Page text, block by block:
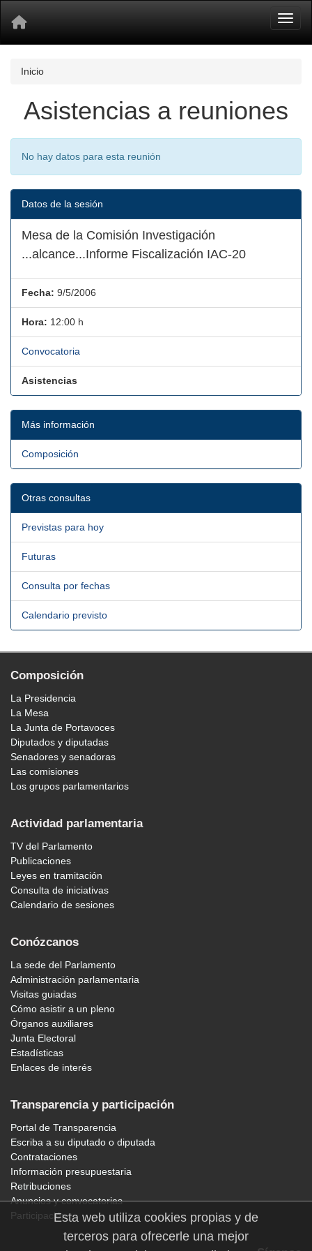
Inicio
Asistencias a reuniones
No hay datos para esta reunión
Datos de la sesión
Mesa de la Comisión Investigación
...alcance...Informe Fiscalización IAC-20
Fecha: 9/5/2006
Hora: 12:00 h
Convocatoria
Asistencias
Más información
Composición
Otras consultas
Previstas para hoy
Futuras
Consulta por fechas
Calendario previsto
Composición
La Presidencia
La Mesa
La Junta de Portavoces
Diputados y diputadas
Senadores y senadoras
Las comisiones
Los grupos parlamentarios
Actividad parlamentaria
TV del Parlamento
Publicaciones
Leyes en tramitación
Consulta de iniciativas
Calendario de sesiones
Conózcanos
La sede del Parlamento
Administración parlamentaria
Visitas guiadas
Cómo asistir a un pleno
Órganos auxiliares
Junta Electoral
Estadísticas
Enlaces de interés
Transparencia y participación
Portal de Transparencia
Escriba a su diputado o diputada
Contrataciones
Información presupuestaria
Retribuciones
Anuncios y convocatorias
ParticipaciónEsta web utiliza cookies propias y de
terceros para ofrecerle una mejor